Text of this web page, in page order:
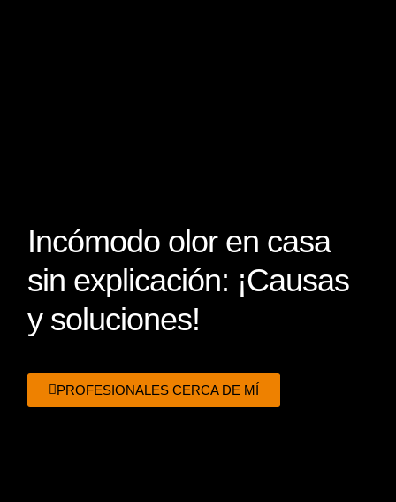
Incómodo olor en casa
sin explicación: ¡Causas
y soluciones!
PROFESIONALES CERCA DE MÍ